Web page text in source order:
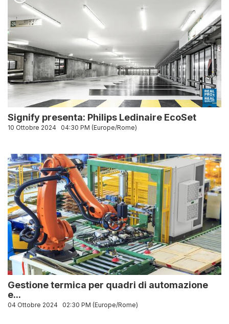
Signify presenta: Philips Ledinaire EcoSet
10 Ottobre 2024 04:30 PM (Europe/Rome)
Gestione termica per quadri di automazione
e...
04 Ottobre 2024 02:30 PM (Europe/Rome)